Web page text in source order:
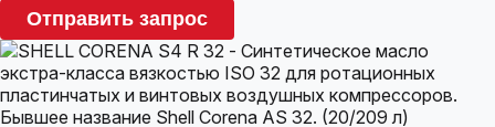
Отправить запрос